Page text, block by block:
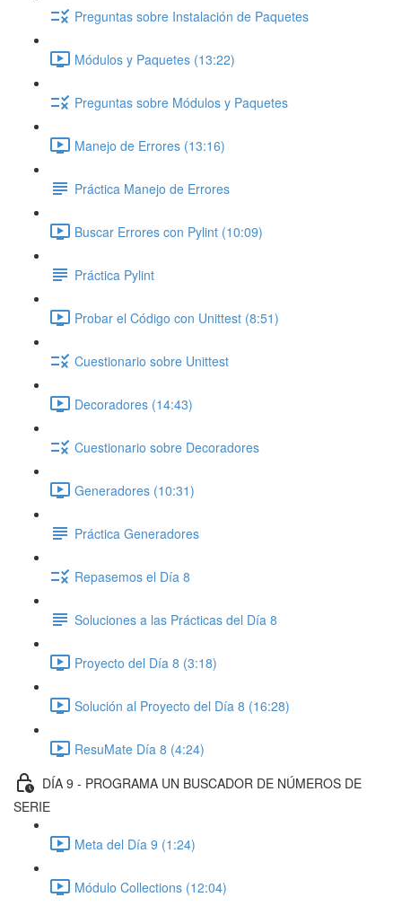
Preguntas sobre Instalación de Paquetes
Módulos y Paquetes (13:22)
Preguntas sobre Módulos y Paquetes
Manejo de Errores (13:16)
Práctica Manejo de Errores
Buscar Errores con Pylint (10:09)
Práctica Pylint
Probar el Código con Unittest (8:51)
Cuestionario sobre Unittest
Decoradores (14:43)
Cuestionario sobre Decoradores
Generadores (10:31)
Práctica Generadores
Repasemos el Día 8
Soluciones a las Prácticas del Día 8
Proyecto del Día 8 (3:18)
Solución al Proyecto del Día 8 (16:28)
ResuMate Día 8 (4:24)
DÍA 9 - PROGRAMA UN BUSCADOR DE NÚMEROS DE
SERIE
Meta del Día 9 (1:24)
Módulo Collections (12:04)